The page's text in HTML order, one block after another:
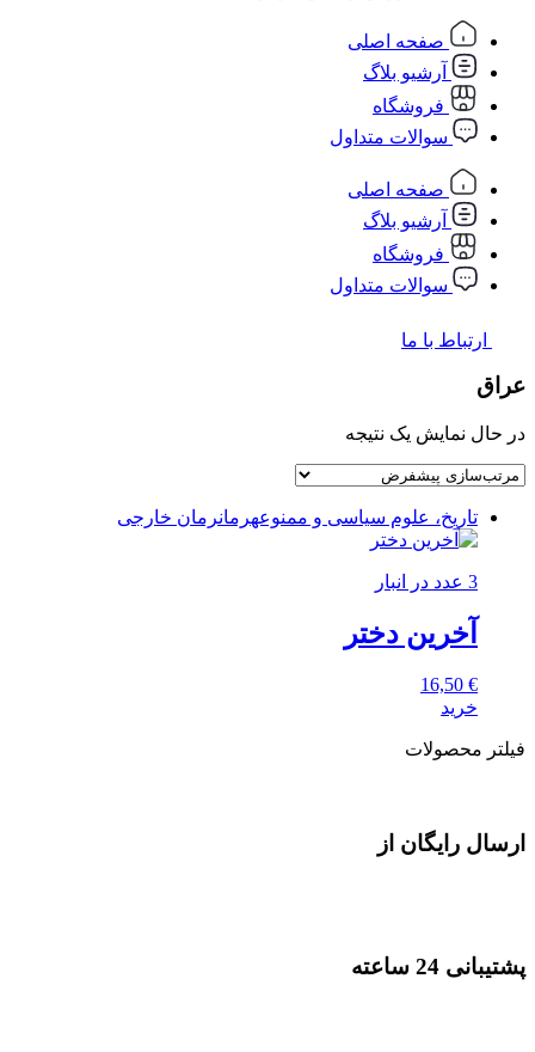
صفحه اصلی
آرشیو بلاگ
فروشگاه
سوالات متداول
صفحه اصلی
آرشیو بلاگ
فروشگاه
سوالات متداول
ارتباط با ما
عراق
در حال نمایش یک نتیجه
تاریخ، علوم سیاسی و ممنوعهرمانرمان خارجی
3 عدد در انبار
آخرین دختر
16,50 €
خرید
فیلتر محصولات
ارسال رایگان از
پشتیبانی 24 ساعته